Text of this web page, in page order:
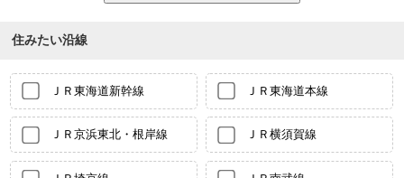
住みたい沿線
ＪＲ東海道新幹線 ＪＲ東海道本線
ＪＲ京浜東北・根岸線 ＪＲ横須賀線